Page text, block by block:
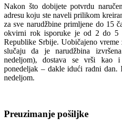
Nakon što dobijete potvrdu
adresu koju ste naveli prilikom
za sve narudžbine primljene do 15
okvirni rok isporuke je od 2 do 5
Republike Srbije. Uobičajeno
slučaju da je narudžbina
nedeljom), dostava se vrši kao
ponedeljak – dakle idući radni dan.
nedeljom.
Preuzimanje pošiljke